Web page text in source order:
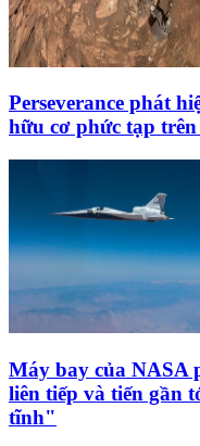
Perseverance phát
hữu cơ phức tạp
Máy bay của NASA
liên tiếp và tiến gần
tĩnh"